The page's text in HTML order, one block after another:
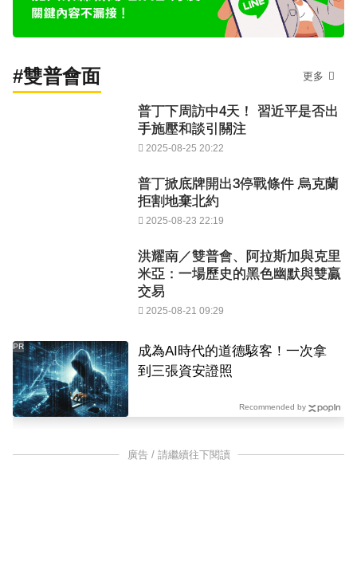
#雙普會面 更多
普丁下周訪中4天！ 習近平是否出
手施壓和談引關注
2025-08-25 20:22
普丁掀底牌開出3停戰條件 烏克蘭
拒割地棄北約
2025-08-23 22:19
洪耀南／雙普會、阿拉斯加與克里
米亞：一場歷史的黑色幽默與雙贏
交易
2025-08-21 09:29
成為AI時代的道德駭客！一次拿
到三張資安證照
PR
Recommended by
廣告 / 請繼續往下閱讀